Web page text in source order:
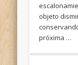
objeto
próxima …